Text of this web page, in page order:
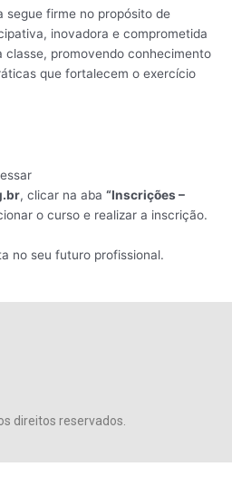
segue firme no propósito de
inovadora e comprometida
classe, promovendo conhecimento
que fortalecem o exercício
, clicar na aba“Inscrições –
o curso e realizar a inscrição.
no seu futuro profissional.
direitos reservados.